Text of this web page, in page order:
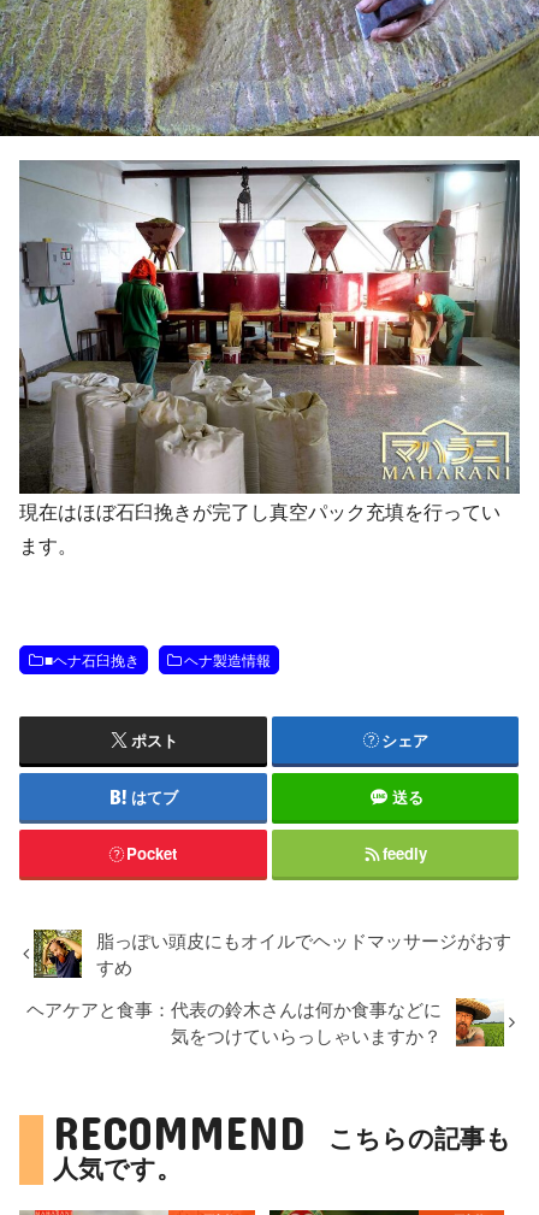
現在はほぼ石臼挽きが完了し真空パック充填を行ってい
ます。
■ヘナ石臼挽き ヘナ製造情報
ポスト シェア
はてブ 送る
Pocket feedly
脂っぽい頭皮にもオイルでヘッドマッサージがおす
すめ
ヘアケアと食事：代表の鈴木さんは何か食事などに
気をつけていらっしゃいますか？
RECOMMEND
こちらの記事も
人気です。